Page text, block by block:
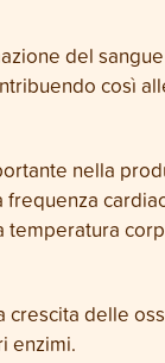
del
così
nella
frequenza
temperatura
crescita delle
enzimi.